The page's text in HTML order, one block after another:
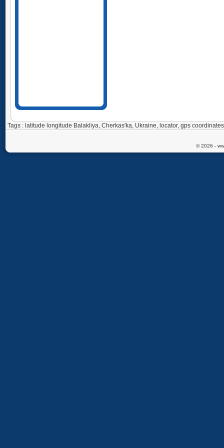
Tags : latitude longitude Balakliya, Cherkas'ka, Ukraine, locator, gps
© 2026 -